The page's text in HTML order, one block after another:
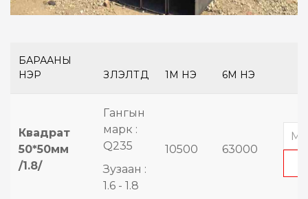
БАРААНЫ
НЭР
ҮЗҮҮЛЭЛТҮҮД 1М ҮНЭ 6М ҮНЭ
Квадрат
50*50мм
/1.8/
Гангын
марк :
Q235
Зузаан :
1.6 - 1.8
10500 63000